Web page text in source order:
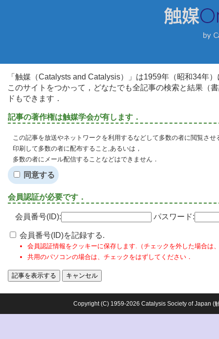
「触媒（Catalysts and Catalysis）」は1959年（昭和34年
このサイトをつかって，どなたでも全記事の検索と結果（
ドもできます．
記事の著作権は触媒学会が有します．
この記事を放送やネットワークを利用するなどして多数の者に閲覧させ
印刷して多数の者に配布すること,あるいは，
多数の者にメール配信することなどはできません．
同意する
会員認証が必要です．
会員番号(ID): パスワード:
会員番号(ID)を記録する.
会員認証情報をクッキーに保存します.（チェックを外した場合は
共用のパソコンの場合は、チェックをはずしてください．
Copyright (C) 1959-2026 Catalysis Society of Japan (